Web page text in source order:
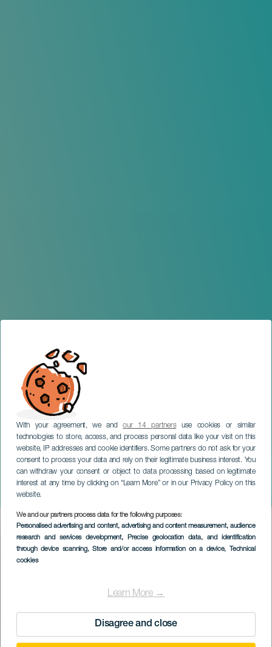
With your agreement, we andour 14 partnersuse cookies or similar
technologies to store, access, and process personal data like your visit on this
website, IP addresses and cookie identifiers. Some partners do not ask for your
consent to process your data and rely on their legitimate business interest. You
can withdraw your consent or object to data processing based on legitimate
interest at any time by clicking on “Learn More” or in our Privacy Policy on this
website.
We and our partners process data for the following purposes:
Personalised advertising and content, advertising and content measurement, audience
research and services development, Precise geolocation data, and identification
through device scanning, Store and/or access information on a device, Technical
cookies
Learn More →
Disagree and close
Reef Carnival Parade
LANZAROTE
Imagen
Listado